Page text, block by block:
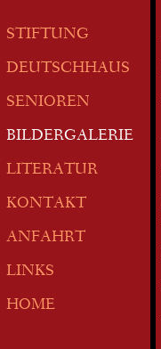
STIFTUNG
DEUTSCHHAUS
SENIOREN
BILDERGALERIE
LITERATUR
KONTAKT
ANFAHRT
LINKS
HOME